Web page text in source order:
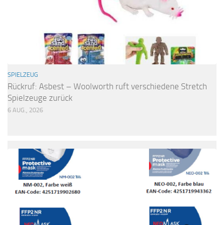
SPIELZEUG
Rückruf: Asbest – Woolworth ruft verschiedene Stretch
Spielzeuge zurück
6 AUG., 2026